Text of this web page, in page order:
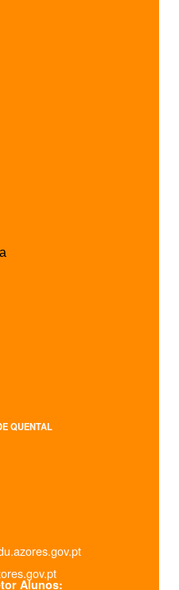
QUENTAL
Alunos: